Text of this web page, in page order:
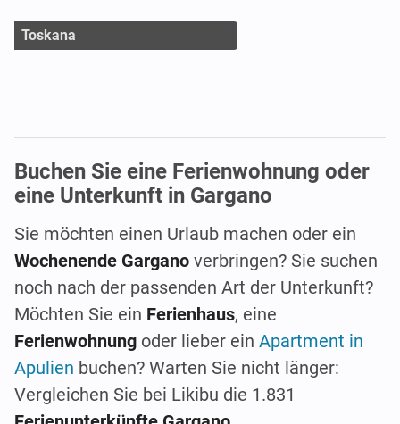
Toskana
Buchen Sie eine Ferienwohnung oder
eine Unterkunft in Gargano
Sie möchten einen Urlaub machen oder ein
Wochenende Gargano verbringen? Sie suchen
noch nach der passenden Art der Unterkunft?
Möchten Sie ein Ferienhaus, eine
Ferienwohnung oder lieber ein Apartment in
Apulien buchen? Warten Sie nicht länger:
Vergleichen Sie bei Likibu die 1.831